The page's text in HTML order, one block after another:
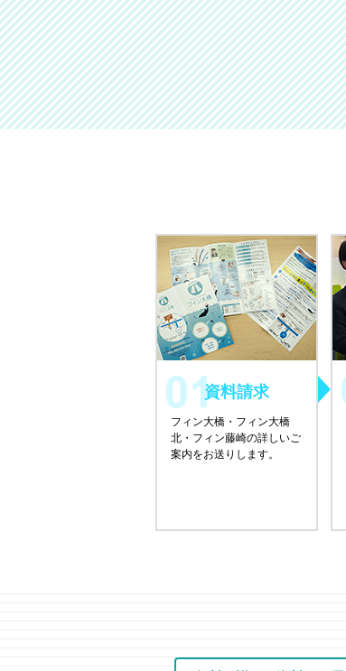
資料請求
フィン大橋・フィン大橋
北・フィン藤崎の詳しいご
案内をお送りします。